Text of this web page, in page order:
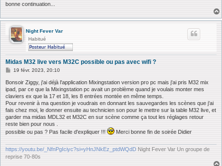
bonne continuation...
Night Fever Var
Habitué
Midas M32 live vers M32C possible ou pas avec wifi ?
M
s
s
g
e
19 févr. 2023, 20:10
Bonsoir Ziggy, j'ai déjà l'application Mixingstation version pro pc mais j'ai pris M32 mix
ipad, par ce que la Mixingstation pc avait un problème quand je voulais monter mes
claviers ex que la 17 et 18, les 8 entrées montée en même temps.
Pour revenir à ma question je voudrais en donnant les sauvegardes les scènes que j'ai
fais chez moi, le donner ensuite au technicien son pour le mettre sur la table M32 live, et
garder ma midas MDL32 et M32C en sur scène comme ça tout les réglages retour
reste bien pour nous .
possible ou pas ? Pas facile d'expliquer !!!
Merci bonne fin de soirée Didier
https://youtu.be/_NfnPgIciyc?si=yHnJNkEz_ptdWQdD Night Fever Var Un groupe de
reprise 70-80s